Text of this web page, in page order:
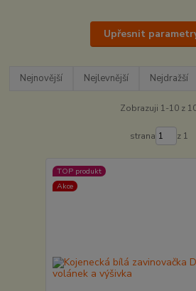
Upřesnit
Nejnovější Nejlevnější Nejdražší
Zobrazuji 1-10 z
strana z 1
TOP produkt
Akce